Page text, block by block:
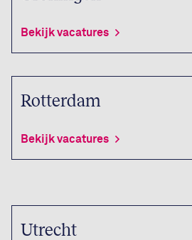
Bekijk vacatures
Rotterdam
Bekijk vacatures
Utrecht